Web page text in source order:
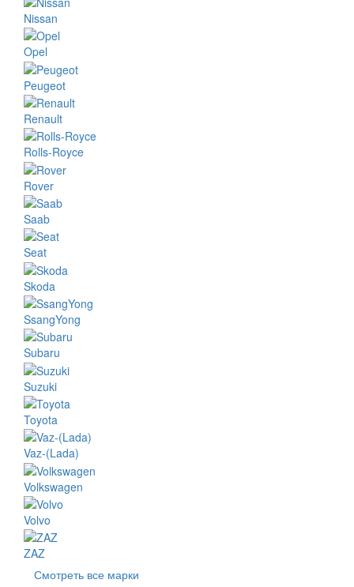
Nissan
Opel
Peugeot
Renault
Rolls-Royce
Rover
Saab
Seat
Skoda
SsangYong
Subaru
Suzuki
Toyota
Vaz-(Lada)
Volkswagen
Volvo
ZAZ
Смотреть все марки